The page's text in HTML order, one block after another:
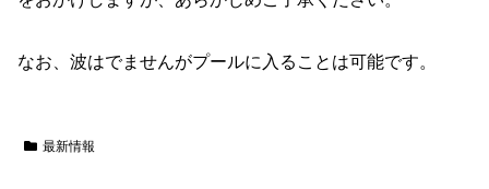
なお、波はでませんがプールに入ることは可能です。
最新情報